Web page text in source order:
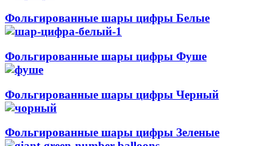
Фольгированные шары цифры Белые
Фольгированные шары цифры Фуше
Фольгированные шары цифры Черный
Фольгированные шары цифры Зеленые